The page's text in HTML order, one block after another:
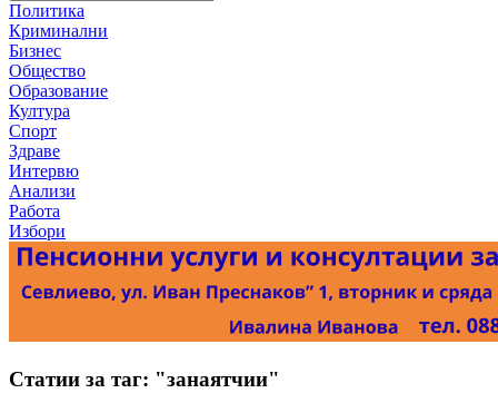
Политика
Криминални
Бизнес
Общество
Образование
Култура
Спорт
Здраве
Интервю
Анализи
Работа
Избори
Статии за таг: "занаятчии"